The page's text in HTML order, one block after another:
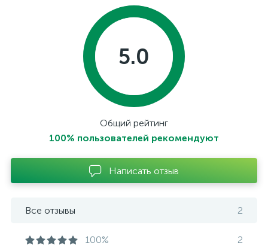
5.0
Общий рейтинг
100% пользователей рекомендуют
Написать отзыв
Все отзывы 2
100% 2